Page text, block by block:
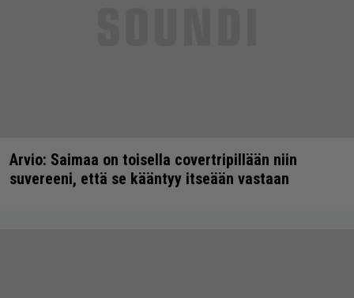
Arvio: Saimaa on toisella covertripillään niin
suvereeni, että se kääntyy itseään vastaan